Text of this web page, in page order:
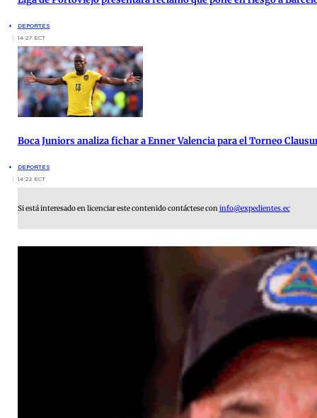
DEPORTES
14:27 ECT
Boca Juniors analiza fichar a Enner Valencia para el Torneo
DEPORTES
14:22 ECT
Si está interesado en licenciar este contenido contáctese coninfo@expedientes.ec